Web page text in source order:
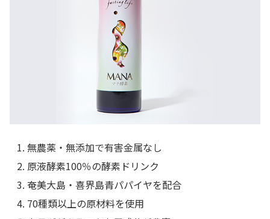
無農薬・無添加で有害金属なし
原液酵素100％の酵素ドリンク
奄美大島・喜界島青パパイヤを配合
70種類以上の原材料を使用